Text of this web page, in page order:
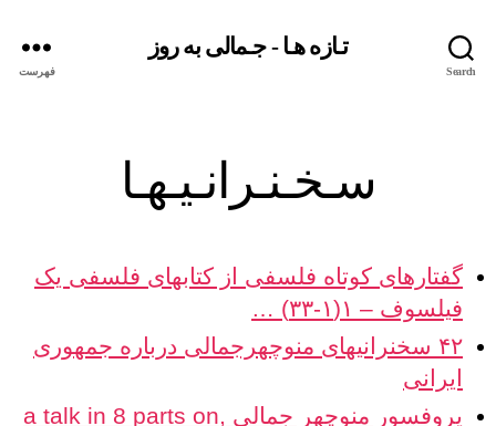
Search
تـازه هـا - جـمالی به روز
فهرست
سـخـنـرانـیـهـا
گفتارهای کوتاه فلسفی از کتابهای فلسفی یک
فیلسوف – ۱(۱-۳۳) …
۴۲ سخنرانیهای منوچهرجمالی درباره جمهوری
ایرانی
پروفسور منوچهر جمالی ,a talk in 8 parts on